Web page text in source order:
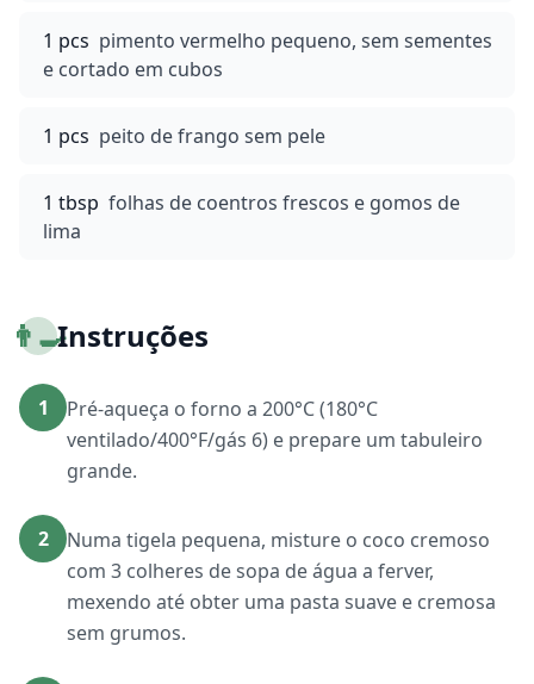
1 pcs pimento vermelho pequeno, sem sementes
e cortado em cubos
1 pcs peito de frango sem pele
1 tbsp folhas de coentros frescos e gomos de
lima
👨‍🍳Instruções
1
Pré-aqueça o forno a 200°C (180°C
ventilado/400°F/gás 6) e prepare um tabuleiro
grande.
2
Numa tigela pequena, misture o coco cremoso
com 3 colheres de sopa de água a ferver,
mexendo até obter uma pasta suave e cremosa
sem grumos.